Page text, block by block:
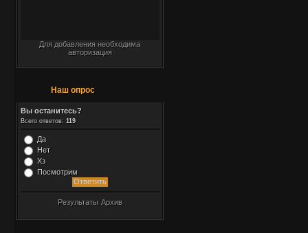
Для добавления необходима
авторизация
Наш опрос
Вы останитесь?
Всего ответов: 119
Да
Нет
Хз
Посмотрим
Результаты Архив